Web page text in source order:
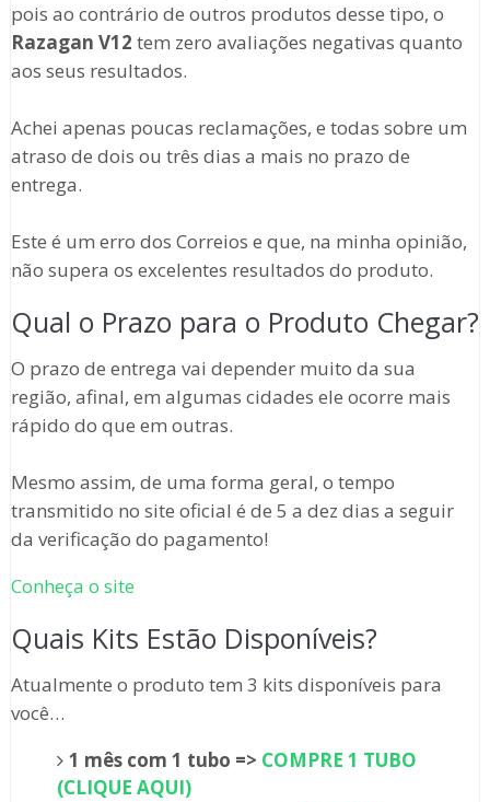
pois ao contrário de outros produtos desse tipo, o
Razagan V12 tem zero avaliações negativas quanto
aos seus resultados.
Achei apenas poucas reclamações, e todas sobre um
atraso de dois ou três dias a mais no prazo de
entrega.
Este é um erro dos Correios e que, na minha opinião,
não supera os excelentes resultados do produto.
Qual o Prazo para o Produto Chegar?
O prazo de entrega vai depender muito da sua
região, afinal, em algumas cidades ele ocorre mais
rápido do que em outras.
Mesmo assim, de uma forma geral, o tempo
transmitido no site oficial é de 5 a dez dias a seguir
da verificação do pagamento!
Conheça o site
Quais Kits Estão Disponíveis?
Atualmente o produto tem 3 kits disponíveis para
você…
1 mês com 1 tubo => COMPRE 1 TUBO
(CLIQUE AQUI)